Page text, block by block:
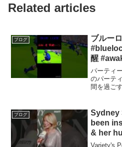
Related articles
ブログ
ブルー
醒
パーティ
のパーテ
間を過ご
気のある
り、様々
ブログ
Sydney
been
& her
Variety's